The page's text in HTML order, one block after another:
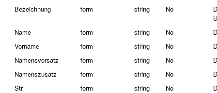
Bezeichnung form string No
Name
form string No
Vorname
form string No
Namensvorsatz
form string No
Namenszusatz
form string No
Str
form string No